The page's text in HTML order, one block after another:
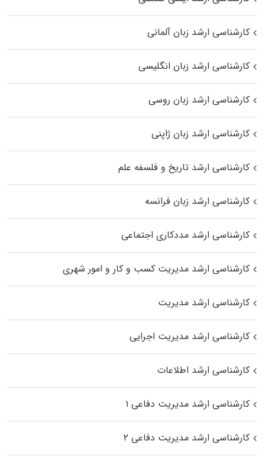
کارشناسی ارشد زبان آلمانی
کارشناسی ارشد زبان انگلیسی
کارشناسی ارشد زبان روسی
کارشناسی ارشد زبان ژاپنی
کارشناسی ارشد تاریخ و فلسفه علم
کارشناسی ارشد زبان فرانسه
کارشناسی ارشد مددکاری اجتماعی
کارشناسی ارشد مدیریت کسب و کار و امور شهری
کارشناسی ارشد مدیریت
کارشناسی ارشد مدیریت اجرایی
کارشناسی ارشد اطلاعات
کارشناسی ارشد مدیریت دفاعی ۱
کارشناسی ارشد مدیریت دفاعی ۲